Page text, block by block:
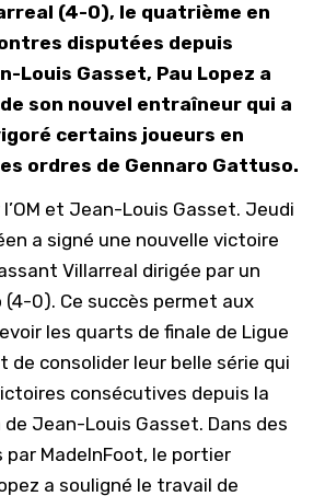
(4-0), le quatrième en
disputées depuis
Louis Gasset, Pau Lopez a
son nouvel entraîneur qui a
certains joueurs en
ordres de Gennaro Gattuso.
et Jean-Louis Gasset. Jeudi
a signé une nouvelle victoire
Villarreal dirigée par un
(4-0). Ce succès permet aux
les quarts de finale de Ligue
de consolider leur belle série qui
consécutives depuis la
de Jean-Louis Gasset. Dans des
MadeInFoot, le portier
a souligné le travail de